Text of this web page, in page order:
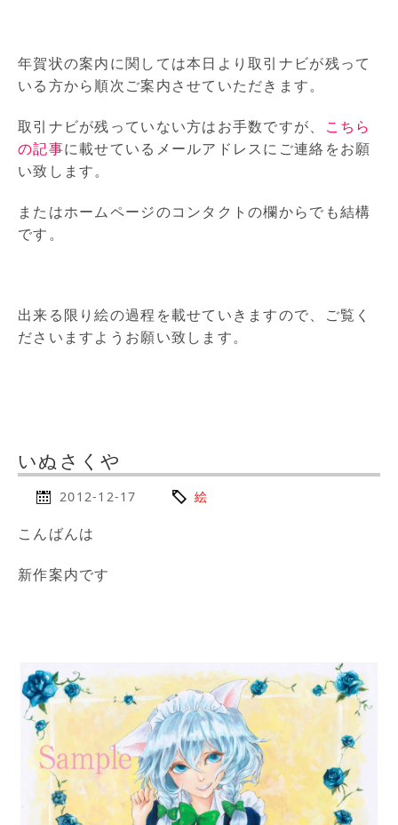
年賀状の案内に関しては本日より取引ナビが残って
いる方から順次ご案内させていただきます。
取引ナビが残っていない方はお手数ですが、
こちら
の記事に載せているメールアドレスにご連絡をお願
い致します。
またはホームページのコンタクトの欄からでも結構
です。
出来る限り絵の過程を載せていきますので、ご覧く
ださいますようお願い致します。
いぬさくや
2012-12-17 絵
こんばんは
新作案内です